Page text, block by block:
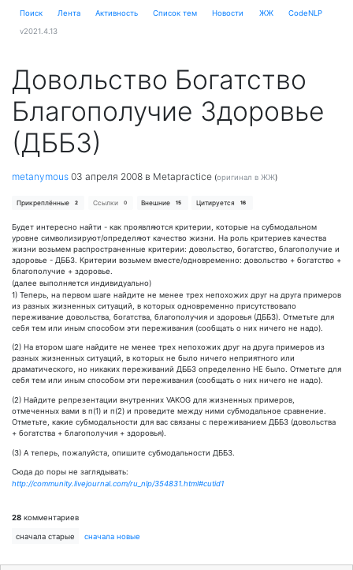
Поиск Лента Активность Cписок тем Новости ЖЖ CodeNLP
v2021.4.13
Довольство Богатство
Благополучие Здоровье
(ДББЗ)
metanymous 03 апреля 2008 в Metapractice (оригинал в ЖЖ)
Прикреплённые 2 Ссылки 0 Внешние 15 Цитируется 16
Будет интересно найти - как проявляются критерии, которые на субмодальном
уровне символизируют/определяют качество жизни. На роль критериев качества
жизни возьмем распространенные критерии: довольство, богатство, благополучие и
здоровье - ДББЗ. Критерии возьмем вместе/одновременно: довольство + богатство +
благополучие + здоровье.
(далее выполняется индивидуально)
1) Теперь, на первом шаге найдите не менее трех непохожих друг на друга примеров
из разных жизненных ситуаций, в которых одновременно присутствовало
переживание довольства, богатства, благополучия и здоровья (ДББЗ). Отметьте для
себя тем или иным способом эти переживания (сообщать о них ничего не надо).
(2) На втором шаге найдите не менее трех непохожих друг на друга примеров из
разных жизненных ситуаций, в которых не было ничего неприятного или
драматического, но никаких переживаний ДББЗ определенно НЕ было. Отметьте для
себя тем или иным способом эти переживания (сообщать о них ничего не надо).
(2) Найдите репрезентации внутренних VAKOG для жизненных примеров,
отмеченных вами в п(1) и п(2) и проведите между ними субмодальное сравнение.
Отметьте, какие субмодальности для вас связаны с переживанием ДББЗ (довольства
+ богатства + благополучия + здоровья).
(3) А теперь, пожалуйста, опишите субмодальности ДББЗ.
Сюда до поры не заглядывать:
http://community.livejournal.com/ru_nlp/354831.html#cutid1
28 комментариев
сначала старые сначала новые